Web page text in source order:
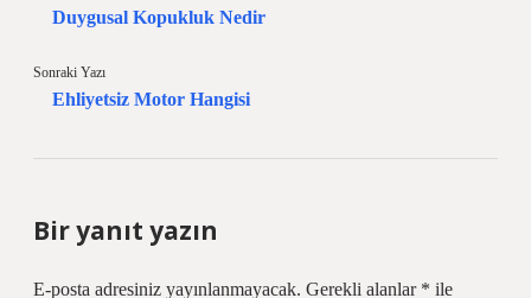
Duygusal Kopukluk Nedir
Sonraki Yazı
Ehliyetsiz Motor Hangisi
Bir yanıt yazın
E-posta adresiniz yayınlanmayacak. Gerekli alanlar * ile